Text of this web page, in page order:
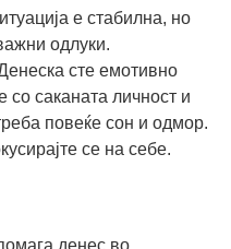
е стабилна, но
одлуки.
сте емотивно
со саканата личност и
повеќе сон и одмор.
се на себе.
денес во